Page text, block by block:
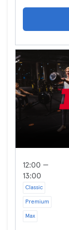
12:00 —
13:00
Classic
Premium
Max